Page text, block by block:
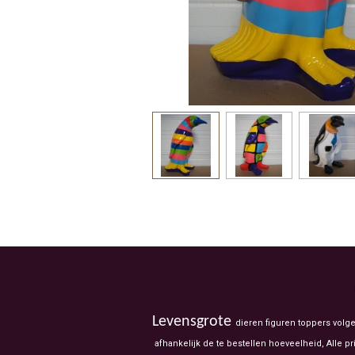
Levensgrote dieren figuren toppers
afhankelijk de te bestellen hoeveelheid, Alle